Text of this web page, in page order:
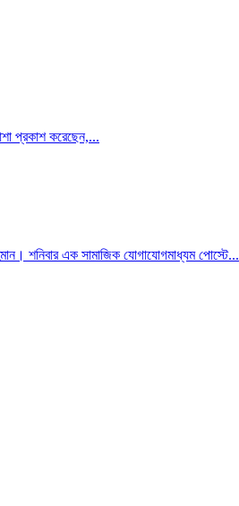
প্রকাশ করেছেন,...
শনিবার এক সামাজিক যোগাযোগমাধ্যম পোস্টে...